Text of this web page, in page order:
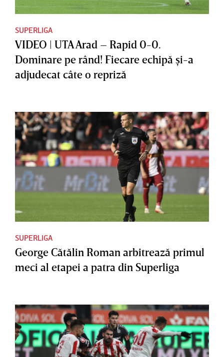
SUPERLIGA
VIDEO | UTA Arad – Rapid 0-0.
Dominare pe rând! Fiecare echipă şi-a
adjudecat câte o repriză
SUPERLIGA
George Cătălin Roman arbitrează primul
meci al etapei a patra din Superliga